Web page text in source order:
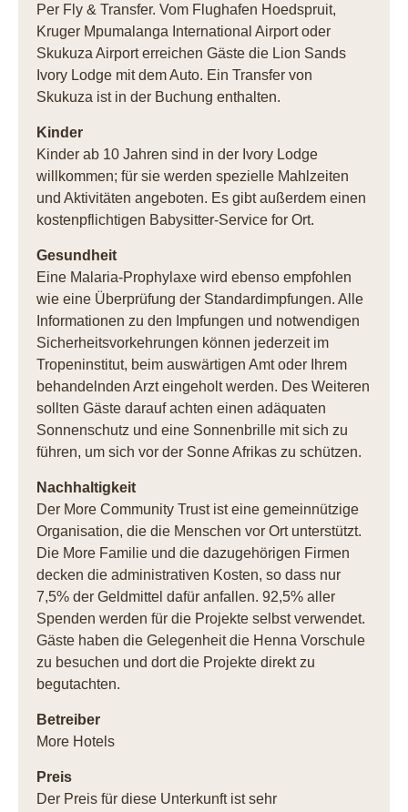
Per Fly & Transfer. Vom Flughafen Hoedspruit,
Kruger Mpumalanga International Airport oder
Skukuza Airport erreichen Gäste die Lion Sands
Ivory Lodge mit dem Auto. Ein Transfer von
Skukuza ist in der Buchung enthalten.
Kinder
Kinder ab 10 Jahren sind in der Ivory Lodge
willkommen; für sie werden spezielle Mahlzeiten
und Aktivitäten angeboten. Es gibt außerdem einen
kostenpflichtigen Babysitter-Service for Ort.
Gesundheit
Eine Malaria-Prophylaxe wird ebenso empfohlen
wie eine Überprüfung der Standardimpfungen. Alle
Informationen zu den Impfungen und notwendigen
Sicherheitsvorkehrungen können jederzeit im
Tropeninstitut, beim auswärtigen Amt oder Ihrem
behandelnden Arzt eingeholt werden. Des Weiteren
sollten Gäste darauf achten einen adäquaten
Sonnenschutz und eine Sonnenbrille mit sich zu
führen, um sich vor der Sonne Afrikas zu schützen.
Nachhaltigkeit
Der More Community Trust ist eine gemeinnützige
Organisation, die die Menschen vor Ort unterstützt.
Die More Familie und die dazugehörigen Firmen
decken die administrativen Kosten, so dass nur
7,5% der Geldmittel dafür anfallen. 92,5% aller
Spenden werden für die Projekte selbst verwendet.
Gäste haben die Gelegenheit die Henna Vorschule
zu besuchen und dort die Projekte direkt zu
begutachten.
Betreiber
More Hotels
Preis
Der Preis für diese Unterkunft ist sehr